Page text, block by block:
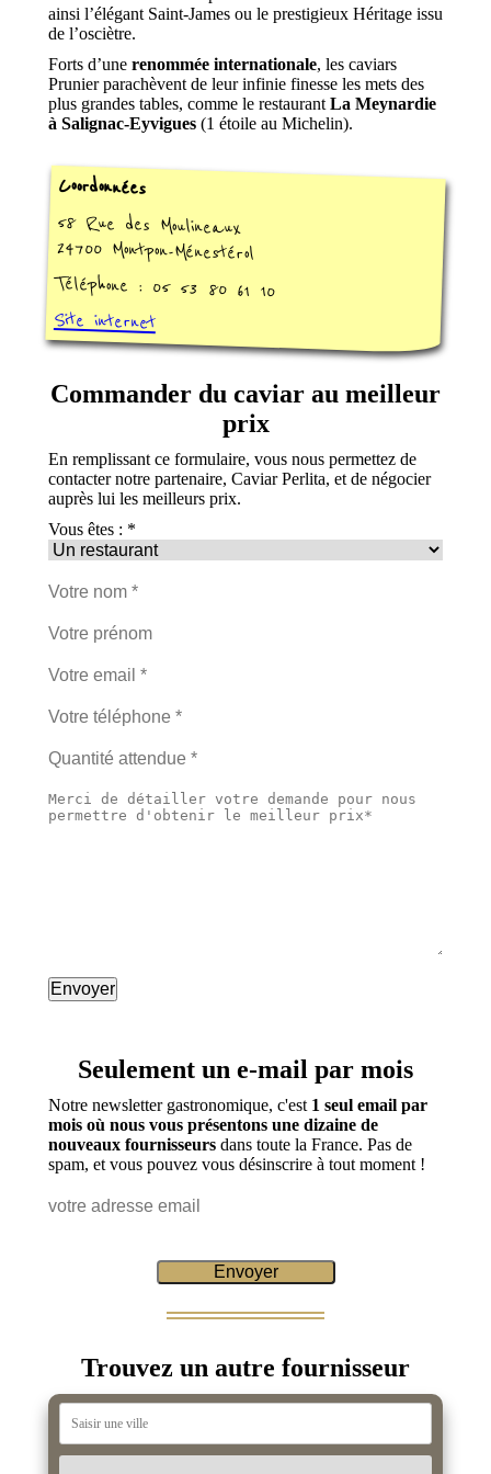
ainsi l’élégant Saint-James ou le prestigieux Héritage issu
de l’osciètre.
Forts d’une renommée internationale, les caviars
Prunier parachèvent de leur infinie finesse les mets des
plus grandes tables, comme le restaurant La Meynardie
à Salignac-Eyvigues (1 étoile au Michelin).
Coordonnées
58 Rue des Moulineaux
24700 Montpon-Ménestérol
Téléphone : 05 53 80 61 10
Site internet
Commander du caviar au meilleur
prix
En remplissant ce formulaire, vous nous permettez de
contacter notre partenaire, Caviar Perlita, et de négocier
auprès lui les meilleurs prix.
Vous êtes : *
Seulement un e-mail par mois
Notre newsletter gastronomique, c'est 1 seul email par
mois où nous vous présentons une dizaine de
nouveaux fournisseurs dans toute la France. Pas de
spam, et vous pouvez vous désinscrire à tout moment !
Trouvez un autre fournisseur